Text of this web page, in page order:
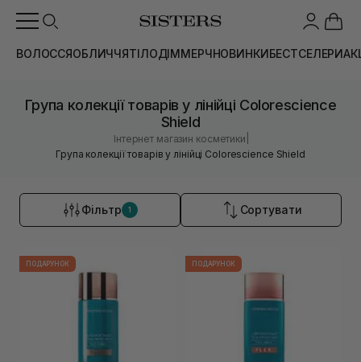
ВОЛОССЯОБЛИЧЧЯТІЛОДІММЕРЧНОВИНКИБЕСТСЕЛЕРИ
Група колекції товарів у лінійці Colorescience
Shield
Інтернет магазин косметики
Група колекції товарів у лінійці Colorescience Shield
Фільтр 1 Сортувати
ПОДАРУНОК ПОДАРУНОК